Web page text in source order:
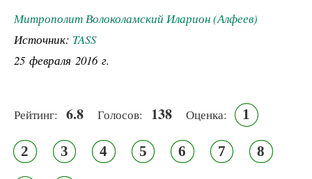
Митрополит Волоколамский Иларион (Алфеев)
Источник: TASS
25 февраля 2016 г.
Рейтинг: 6.8 Голосов: 138 Оценка: 1
2 3 4 5 6 7 8